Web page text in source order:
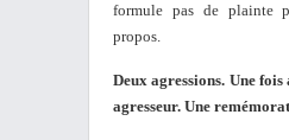
formule pas de plainte
propos.
Deux agressions. Une fois
agresseur. Une